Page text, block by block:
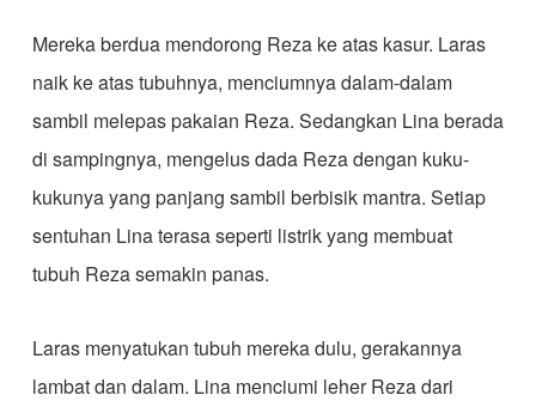
Mereka berdua mendorong Reza ke atas kasur. Laras
naik ke atas tubuhnya, menciumnya dalam-dalam
sambil melepas pakaian Reza. Sedangkan Lina berada
di sampingnya, mengelus dada Reza dengan kuku-
kukunya yang panjang sambil berbisik mantra. Setiap
sentuhan Lina terasa seperti listrik yang membuat
tubuh Reza semakin panas.
Laras menyatukan tubuh mereka dulu, gerakannya
lambat dan dalam. Lina menciumi leher Reza dari